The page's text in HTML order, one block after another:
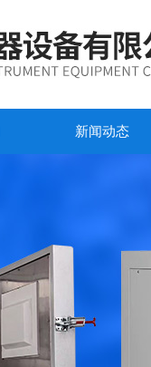
新闻动态